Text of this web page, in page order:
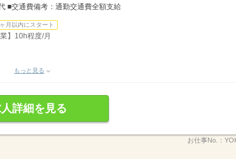
■交通費備考：通勤交通費全額支給
ヶ月以内にスタート
】10h程度/月
もっと見る
詳細を見る
お仕事No.：